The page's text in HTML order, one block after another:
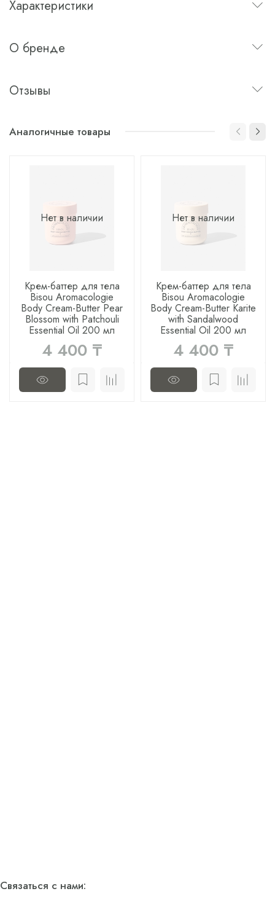
Характеристики
О бренде
Отзывы
Аналогичные товары
Нет в наличии
Крем-баттер для тела
Bisou Aromacologie
Body Cream-Butter Pear
Blossom with Patchouli
Essential Oil 200 мл
4 400 ₸
Нет в наличии
Крем-баттер для тела
Bisou Aromacologie
Body Cream-Butter Karite
with Sandalwood
Essential Oil 200 мл
4 400 ₸
Связаться с нами: